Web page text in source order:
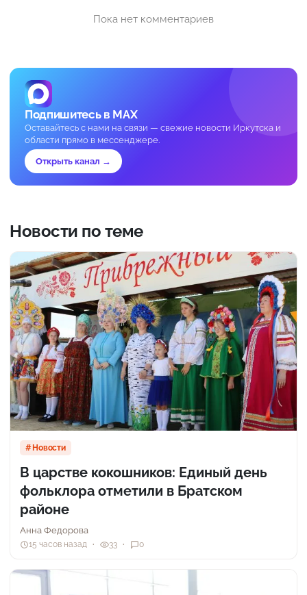
Пока нет комментариев
Подпишитесь в MAX
Оставайтесь с нами на связи — свежие новости Иркутска и
области прямо в мессенджере.
Открыть канал →
Новости по теме
Новости
В царстве кокошников: Единый день
фольклора отметили в Братском
районе
Анна Федорова
15 часов назад 33 0